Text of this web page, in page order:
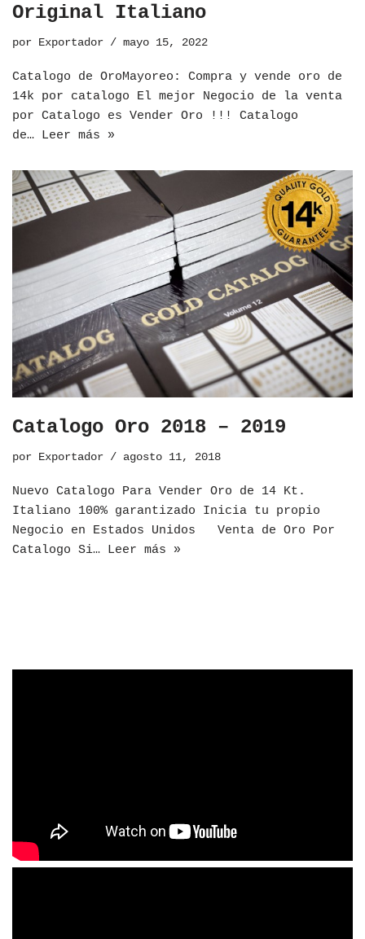
Original Italiano
por Exportador mayo 15, 2022
​Catalogo de OroMayoreo: Compra y vende oro de
14k por catalogo El mejor Negocio de la venta
por Catalogo es Vender Oro !!! Catalogo
de… Leer más »
Catalogo Oro 2018 – 2019
por Exportador agosto 11, 2018
Nuevo Catalogo Para Vender Oro de 14 Kt.
Italiano 100% garantizado Inicia tu propio
Negocio en Estados Unidos Venta de Oro Por
Catalogo Si… Leer más »